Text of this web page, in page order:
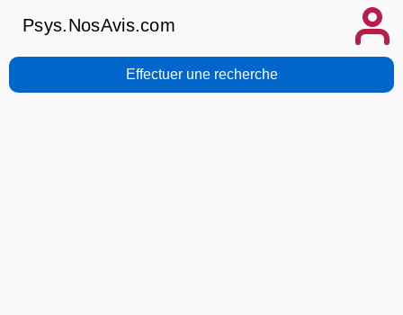
Psys.NosAvis.com
Effectuer une recherche